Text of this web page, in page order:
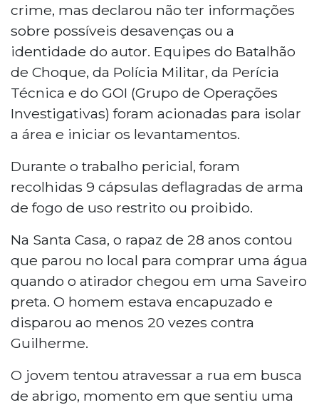
crime, mas declarou não ter informações
sobre possíveis desavenças ou a
identidade do autor. Equipes do Batalhão
de Choque, da Polícia Militar, da Perícia
Técnica e do GOI (Grupo de Operações
Investigativas) foram acionadas para isolar
a área e iniciar os levantamentos.
Durante o trabalho pericial, foram
recolhidas 9 cápsulas deflagradas de arma
de fogo de uso restrito ou proibido.
Na Santa Casa, o rapaz de 28 anos contou
que parou no local para comprar uma água
quando o atirador chegou em uma Saveiro
preta. O homem estava encapuzado e
disparou ao menos 20 vezes contra
Guilherme.
O jovem tentou atravessar a rua em busca
de abrigo, momento em que sentiu uma